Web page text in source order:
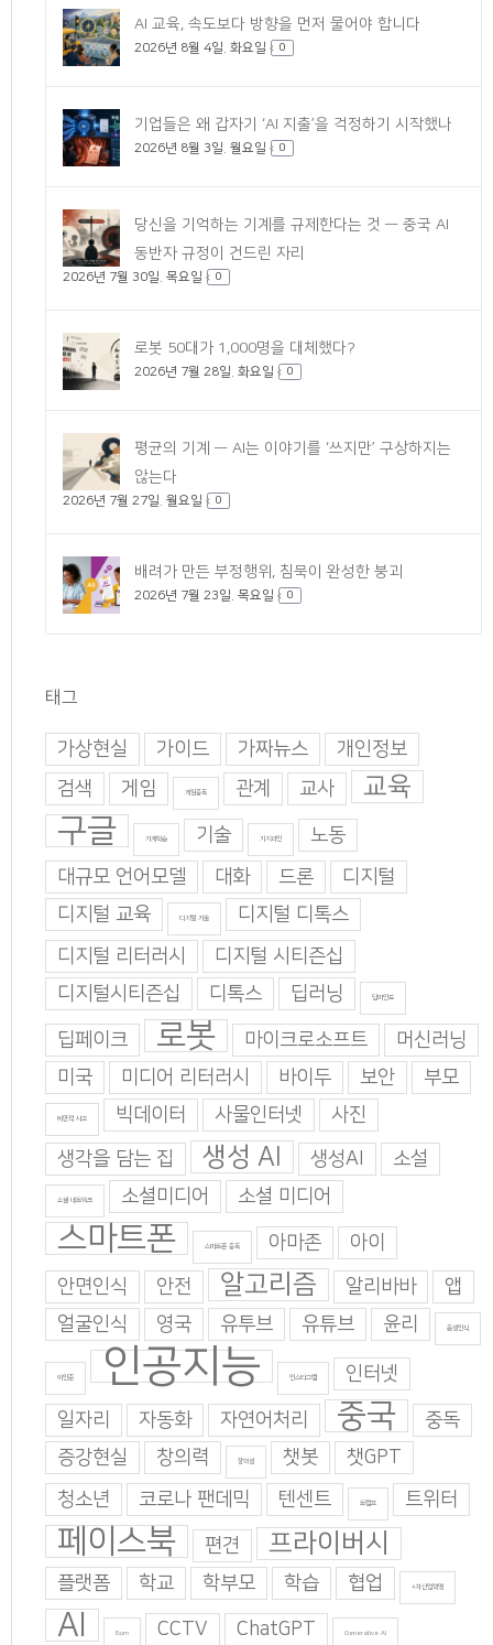
AI 교육, 속도보다 방향을 먼저 물어야 합니다
2026년 8월 4일. 화요일 0
기업들은 왜 갑자기 ‘AI 지출’을 걱정하기 시작했나
2026년 8월 3일. 월요일 0
당신을 기억하는 기계를 규제한다는 것 — 중국 AI
동반자 규정이 건드린 자리
2026년 7월 30일. 목요일 0
로봇 50대가 1,000명을 대체했다?
2026년 7월 28일. 화요일 0
평균의 기계 — AI는 이야기를 ‘쓰지만’ 구상하지는
않는다
2026년 7월 27일. 월요일 0
배려가 만든 부정행위, 침묵이 완성한 붕괴
2026년 7월 23일. 목요일 0
태그
가상현실 가이드 가짜뉴스
개인정보
검색
게임 게임중독 관계 교사 교육
구글 기계학습 기술 기지과인
노동
대규모 언어모델
대화 드론
디지털
디지털 교육
디지털 기술
디지털 디톡스
디지털 리터러시
디지털 시티즌십
디지털시티즌십
디톡스 딥러닝 딥마인드
딥페이크 로봇 마이크로소프트
머신러닝
미국
미디어 리터러시 바이두 보안 부모
비판적 사고 빅데이터 사물인터넷
사진
생각을 담는 집
생성 AI 생성AI 소설
소셜 네트워크 소셜미디어 소셜 미디어
스마트폰 스마트폰 중독 아마존
아이
안면인식
안전 알고리즘 알리바바
앱
얼굴인식
영국 유투브 유튜브 윤리 음성인식
이인준 인공지능 인스타그램 인터넷
일자리 자동화 자연어처리 중국
중독
증강현실
창의력 창의성 챗봇
챗GPT
청소년
코로나 팬데믹 텐센트 트럼프 트위터
페이스북 편견 프라이버시
플랫폼 학교 학부모 학습 협업 4차산업혁명
AI Burn CCTV ChatGPT Generative AI